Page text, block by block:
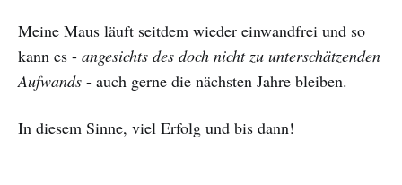
Meine Maus läuft seitdem wieder einwandfrei und so
kann es - angesichts des doch nicht zu unterschätzenden
Aufwands - auch gerne die nächsten Jahre bleiben.
In diesem Sinne, viel Erfolg und bis dann!